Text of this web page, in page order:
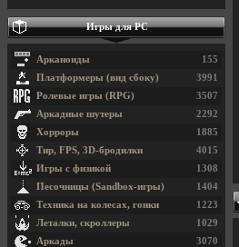
Игры для PC
155
Арканоиды
3991
Платформеры (вид сбоку)
3507
Ролевые игры (RPG)
2292
Аркадные шутеры
1885
Хорроры
4015
Тир, FPS, 3D-бродилки
1308
Игры с физикой
1404
Песочницы (Sandbox-игры)
1223
Техника на колесах, гонки
1029
Леталки, скроллеры
3070
Аркады